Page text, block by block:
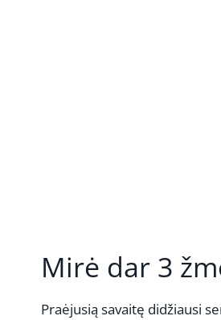
Mirė dar 3
Praėjusią savaitę didžiausi